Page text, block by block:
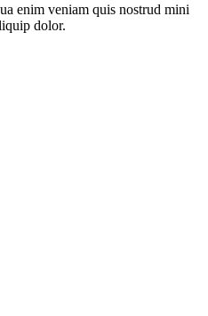
enim veniam quis nostrud mini
dolor.